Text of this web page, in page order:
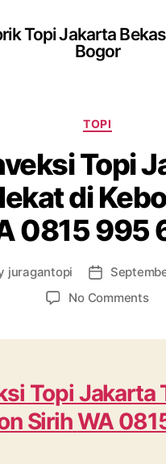
Topi Jakarta
Bogor
Categories
TOPI
Topi
di
0815 995
juragantopi
Post
date
No Commentson
di
Topi Jakarta
SirihWA